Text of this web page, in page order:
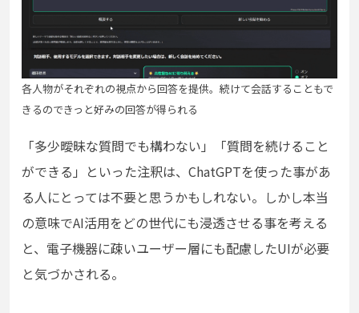
各人物がそれぞれの視点から回答を提供。続けて会話することもで
きるのできっと好みの回答が得られる
「多少曖昧な質問でも構わない」「質問を続けること
ができる」といった注釈は、ChatGPTを使った事があ
る人にとっては不要と思うかもしれない。しかし本当
の意味でAI活用をどの世代にも浸透させる事を考える
と、電子機器に疎いユーザー層にも配慮したUIが必要
と気づかされる。